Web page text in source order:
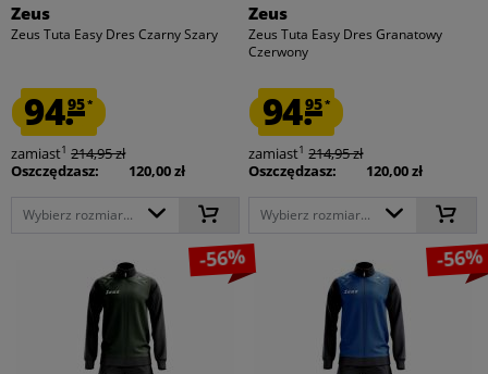
Zeus
Zeus Tuta Easy Dres Czarny Szary
94.95*
zamiast1 214,95 zł
Oszczędzasz:
120,00 zł
Wybierz rozmiar...
Zeus
Zeus Tuta Easy Dres Granatowy
Czerwony
94.95*
zamiast1 214,95 zł
Oszczędzasz:
120,00 zł
Wybierz rozmiar...
-56% -56%